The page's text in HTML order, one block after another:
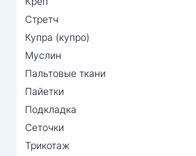
Стретч
Купра (купро)
Муслин
Пальтовые ткани
Пайетки
Подкладка
Сеточки
Трикотаж